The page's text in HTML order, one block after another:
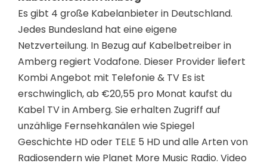
Es gibt 4 große Kabelanbieter in Deutschland.
Jedes Bundesland hat eine eigene
Netzverteilung. In Bezug auf Kabelbetreiber in
Amberg regiert Vodafone. Dieser Provider liefert
Kombi Angebot mit Telefonie & TV Es ist
erschwinglich, ab €20,55 pro Monat kaufst du
Kabel TV in Amberg. Sie erhalten Zugriff auf
unzählige Fernsehkanälen wie Spiegel
Geschichte HD oder TELE 5 HD und alle Arten von
Radiosendern wie Planet More Music Radio. Video